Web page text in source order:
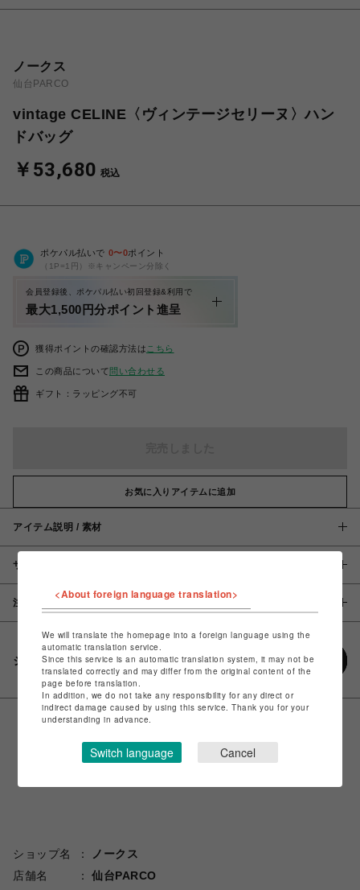
ノークス
仙台PARCO
vintage CELINE〈ヴィンテージセリーヌ〉ハン
ドバッグ
￥53,680 税込
ポケパル払いで 0〜0ポイント
（1P=1円）※キャンペーン分除く
会員登録後、ポケパル払い初回登録&利用で
最大1,500円分ポイント進呈
獲得ポイントの確認方法は こちら
この商品について問い合わせる
ギフト：ラッピング不可
お気に入りアイテムに追加
アイテム説明 / 素材
サイズ
注意事項
シェアする
ショップ名
ノークス
店舗名
仙台PARCO
<About foreign language translation>
We will translate the homepage into a foreign language using the
automatic translation service.
Since this service is an automatic translation system, it may not be
translated correctly and may differ from the original content of the
page before translation.
In addition, we do not take any responsibility for any direct or
indirect damage caused by using this service. Thank you for your
understanding in advance.
Switch language Cancel